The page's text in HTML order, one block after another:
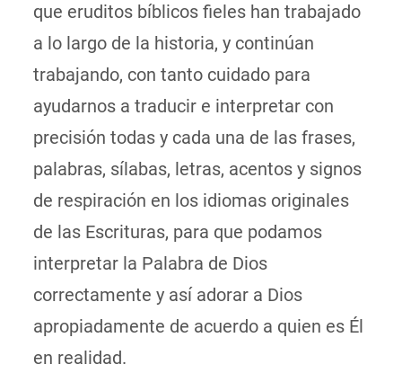
que eruditos bíblicos fieles han trabajado
a lo largo de la historia, y continúan
trabajando, con tanto cuidado para
ayudarnos a traducir e interpretar con
precisión todas y cada una de las frases,
palabras, sílabas, letras, acentos y signos
de respiración en los idiomas originales
de las Escrituras, para que podamos
interpretar la Palabra de Dios
correctamente y así adorar a Dios
apropiadamente de acuerdo a quien es Él
en realidad.